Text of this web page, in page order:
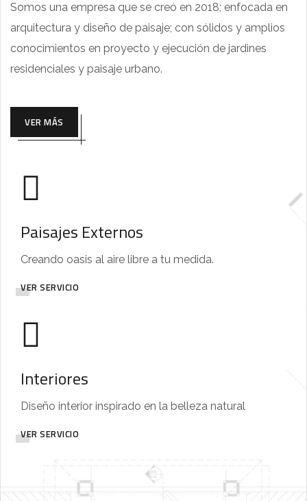
Somos una empresa que se creó en 2018; enfocada en
arquitectura y diseño de paisaje; con sólidos y amplios
conocimientos en proyecto y ejecución de jardines
residenciales y paisaje urbano.
VER MÁS
Paisajes Externos
Creando oasis al aire libre a tu medida.
VER SERVICIO
Interiores
Diseño interior inspirado en la belleza natural
VER SERVICIO